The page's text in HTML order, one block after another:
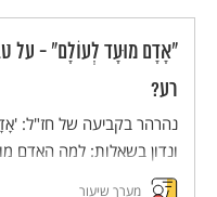
"אָדָם מוּעָד לְעוֹלָם" - על
רע?
נהרהר בקביעה של חז"ל:
ונדון בשאלות: למה האדם
להזיק כמו חיות שאינן
מערך שיעור